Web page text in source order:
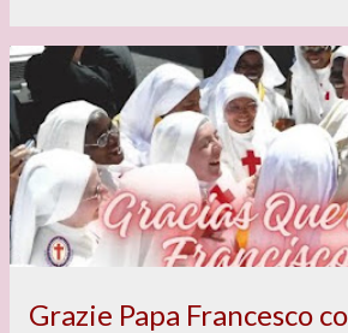
Grazie Papa Francesco